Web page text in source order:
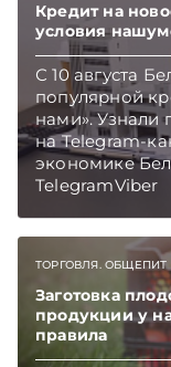
Кредит на
условия
С 10 августа
популярной
нами». Узнали
на
экономике
TelegramViber
ТОРГОВЛЯ. ОБЩЕПИТ
Заготовка
продукции у
правила